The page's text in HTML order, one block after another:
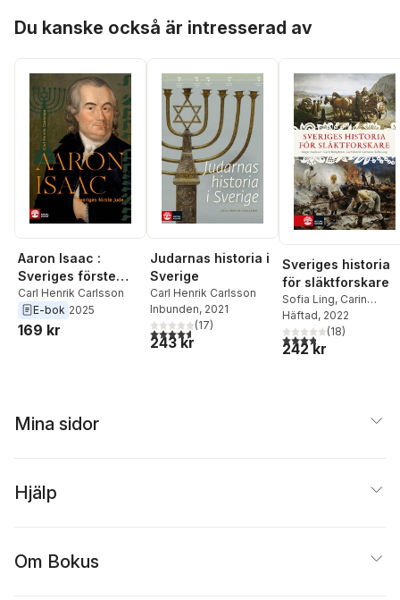
Du kanske också är intresserad av
Aaron Isaac :
Sveriges förste
jude
Carl Henrik Carlsson
E-bok 2025
169 kr
Judarnas historia i
Sverige
Carl Henrik Carlsson
Inbunden, 2021
4,6utav 5 stjärnor. Totalt antal röster:
(17)
243 kr
Sveriges historia
för släktforskare
Sofia Ling, Carin
Bergström,Roger
Axelsson,Carl Henrik
Carlsson
Häftad, 2022
3,8utav 5 stjärnor.
(18)
242 kr
Mina sidor
Hjälp
Om Bokus